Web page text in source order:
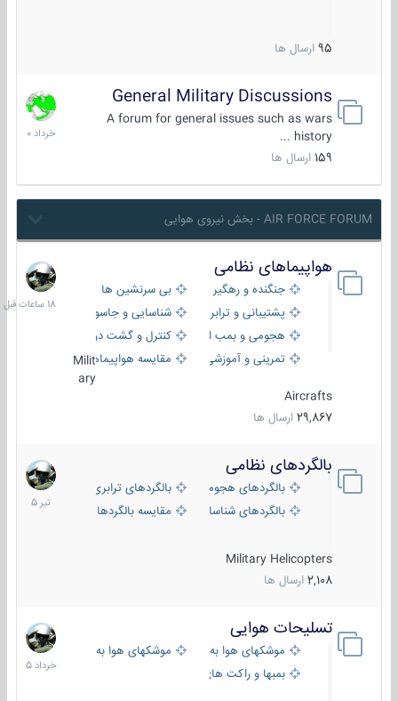
95 ارسال ها
General Military Discussions
A forum for general issues such as wars
history ...
159 ارسال ها
10
خرداد
1400
AIR FORCE FORUM - بخش نیروی هوایی
هواپیماهای نظامی
جنگنده و رهگیر
بی سرنشین ها
پشتیبانی و ترابری
شناسایی و جاسوسی
هجومی و بمب افکن
کنترل و گشت دریایی
تمرینی و آموزشی
مقایسه هواپیماهاMilit
ary
Aircrafts
29,867 ارسال ها
18
ساعات
قبل
بالگردهای نظامی
بالگردهای هجومی
بالگردهای ترابری
بالگردهای شناسایی
مقایسه بالگردها
Military Helicopters
2,108 ارسال ها
22
تیر
1405
تسلیحات هوایی
موشکهای هوا به هوا
موشکهای هوا به سطح
بمبها و راکت های هوایی
30
خرداد
1405